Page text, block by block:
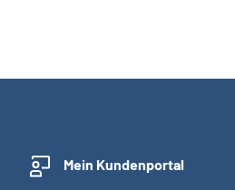
Mein Kundenportal